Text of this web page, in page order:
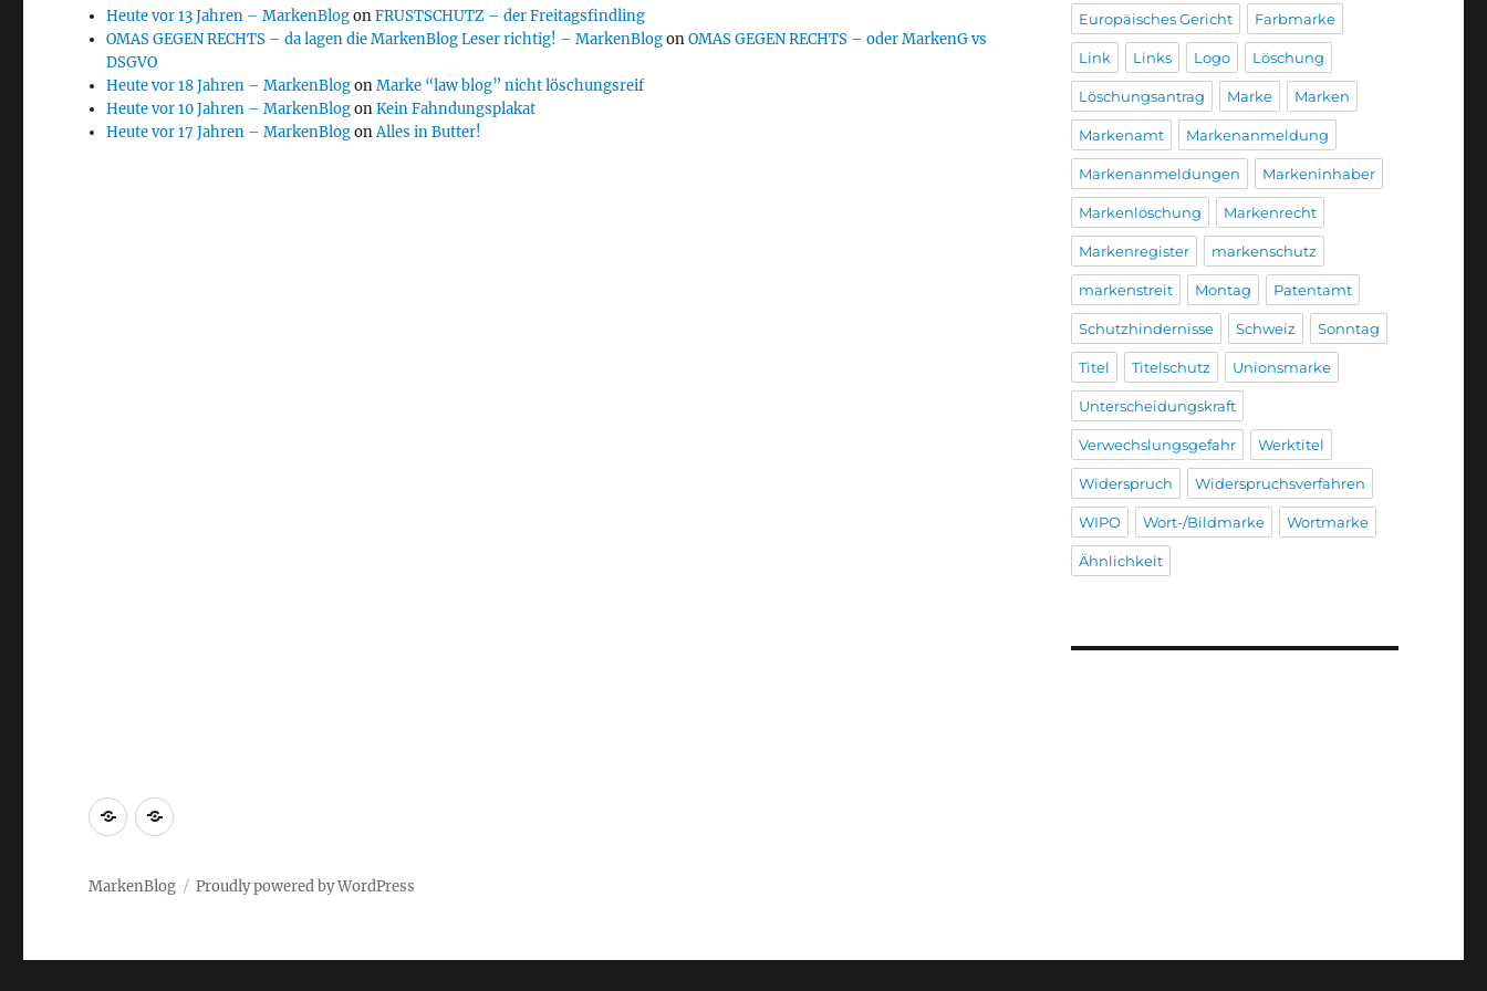
Heute vor 13 Jahren – MarkenBlogonFRUSTSCHUTZ – der Freitagsfindling
OMAS GEGEN RECHTS – da lagen die MarkenBlog Leser richtig! – MarkenBlogonOMAS GEGEN RECHTS – oder MarkenG vs
DSGVO
Heute vor 18 Jahren – MarkenBlogonMarke “law blog” nicht löschungsreif
Heute vor 10 Jahren – MarkenBlogonKein Fahndungsplakat
Heute vor 17 Jahren – MarkenBlogonAlles in Butter!
Europäisches Gericht Farbmarke
Link Links Logo Löschung
Löschungsantrag Marke Marken
Markenamt Markenanmeldung
Markenanmeldungen Markeninhaber
Markenlöschung Markenrecht
Markenregister markenschutz
markenstreit Montag Patentamt
Schutzhindernisse Schweiz Sonntag
Titel Titelschutz Unionsmarke
Unterscheidungskraft
Verwechslungsgefahr Werktitel
Widerspruch Widerspruchsverfahren
WIPO Wort-/Bildmarke Wortmarke
Ähnlichkeit
Markenrecherche
Gastbeiträge
MarkenBlog Proudly powered by WordPress